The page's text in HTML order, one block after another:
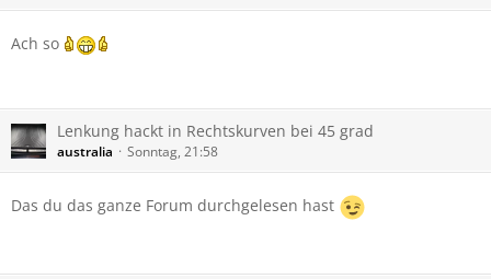
Ach so
Lenkung hackt in Rechtskurven bei 45 grad
australia Sonntag, 21:58
Das du das ganze Forum durchgelesen hast